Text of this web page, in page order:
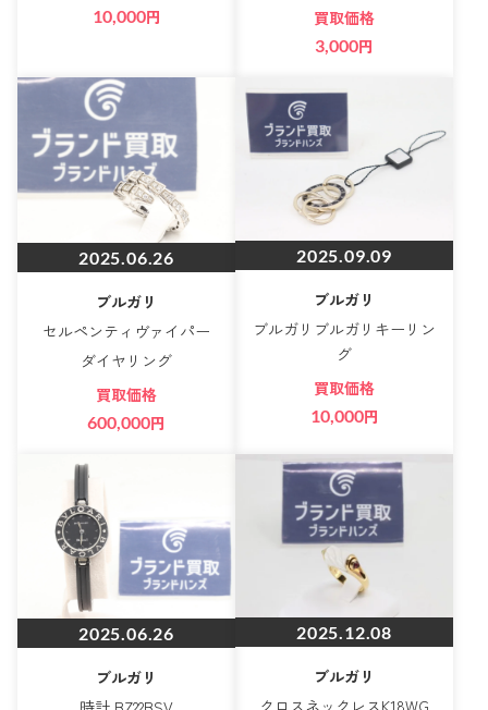
10,000円
買取価格
3,000円
2025.06.26
ブルガリ
セルペンティヴァイパー
ダイヤリング
買取価格
600,000円
2025.09.09
ブルガリ
ブルガリブルガリキーリン
グ
買取価格
10,000円
2025.06.26
ブルガリ
2025.12.08
ブルガリ
クロスネックレスK18WG